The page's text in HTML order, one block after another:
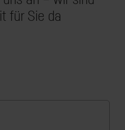
für Sie da